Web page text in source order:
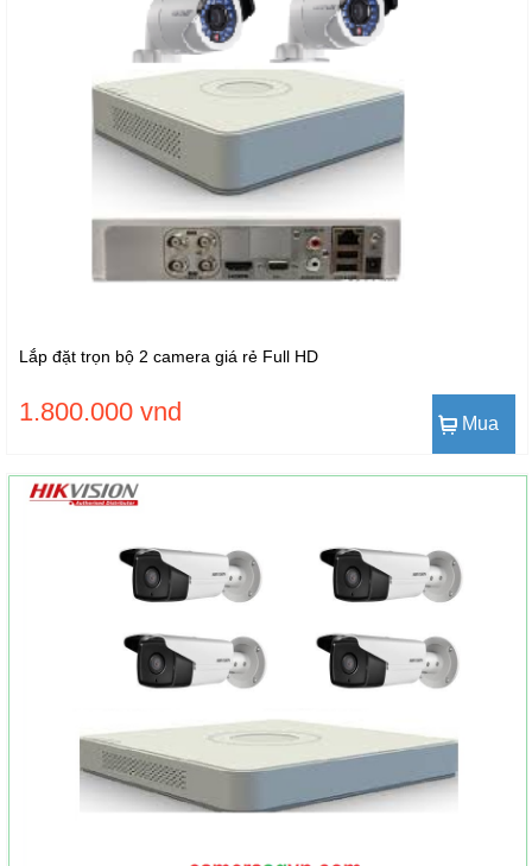
Lắp đặt trọn bộ 2 camera giá rẻ Full HD
1.800.000 vnd Mua